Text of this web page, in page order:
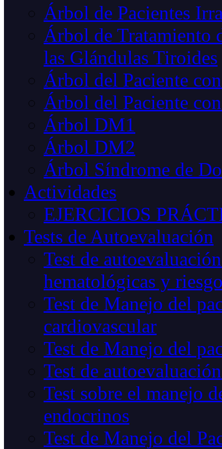
Árbol de Pacientes
Árbol de Tratamiento
las Glándulas Tiroides
Árbol del Paciente
Árbol del Paciente
Árbol DM1
Árbol DM2
Árbol Síndrome de
Actividades
EJERCICIOS
Tests de Autoevaluación
Test de
hematológicas y
Test de Manejo del
cardiovascular
Test de Manejo del
Test de
Test sobre el manejo
endocrinos
Test de Manejo del